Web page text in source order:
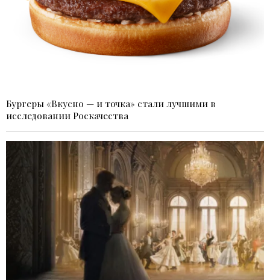
Бургеры «Вкусно — и точка» стали лучшими в
исследовании Роскачества